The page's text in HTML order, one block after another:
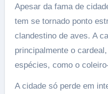
Apesar da fama de
tem se tornado ponto
clandestino de aves. A
principalmente o
espécies, como o
A cidade só perde em